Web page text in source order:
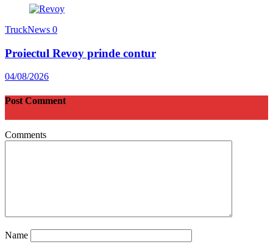
TruckNews 0
Proiectul Revoy prinde contur
04/08/2026
Post Comment
Comments
Name